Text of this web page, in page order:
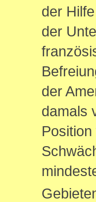
der
der
der
damals